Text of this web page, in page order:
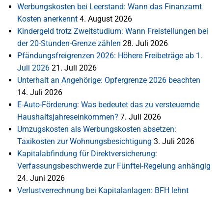
Werbungskosten bei Leerstand: Wann das Finanzamt
Kosten anerkennt 4. August 2026
Kindergeld trotz Zweitstudium: Wann Freistellungen bei
der 20-Stunden-Grenze zählen 28. Juli 2026
Pfändungsfreigrenzen 2026: Höhere Freibeträge ab 1.
Juli 2026 21. Juli 2026
Unterhalt an Angehörige: Opfergrenze 2026 beachten
14. Juli 2026
E-Auto-Förderung: Was bedeutet das zu versteuernde
Haushaltsjahreseinkommen? 7. Juli 2026
Umzugskosten als Werbungskosten absetzen:
Taxikosten zur Wohnungsbesichtigung 3. Juli 2026
Kapitalabfindung für Direktversicherung:
Verfassungsbeschwerde zur Fünftel-Regelung anhängig
24. Juni 2026
Verlustverrechnung bei Kapitalanlagen: BFH lehnt